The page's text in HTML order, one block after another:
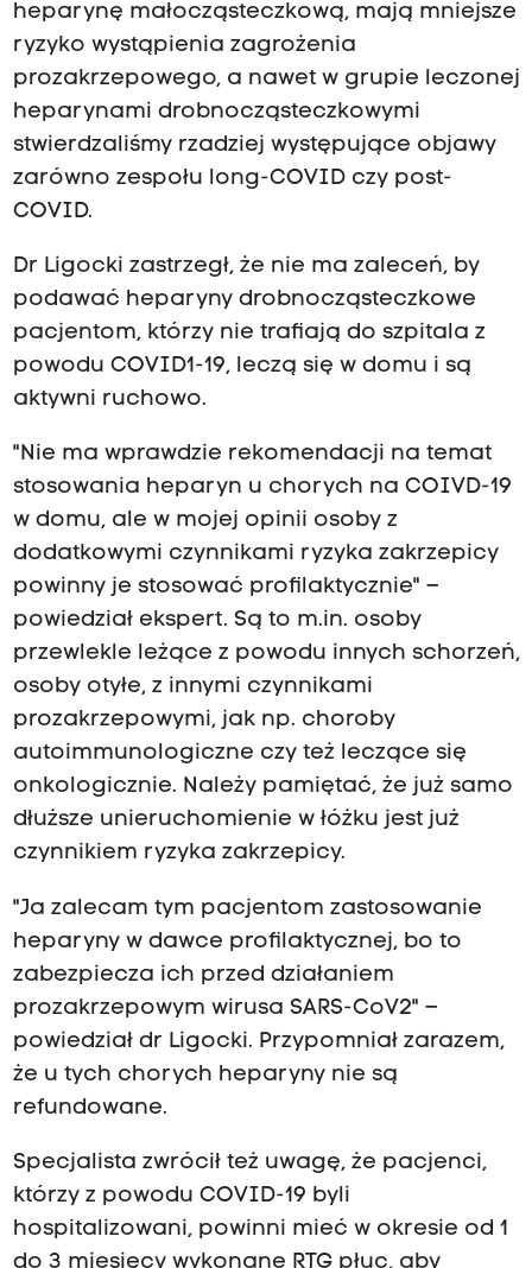
heparynę małocząsteczkową, mają mniejsze
ryzyko wystąpienia zagrożenia
prozakrzepowego, a nawet w grupie leczonej
heparynami drobnocząsteczkowymi
stwierdzaliśmy rzadziej występujące objawy
zarówno zespołu long-COVID czy post-
COVID.
Dr Ligocki zastrzegł, że nie ma zaleceń, by
podawać heparyny drobnocząsteczkowe
pacjentom, którzy nie trafiają do szpitala z
powodu COVID1-19, leczą się w domu i są
aktywni ruchowo.
"Nie ma wprawdzie rekomendacji na temat
stosowania heparyn u chorych na COIVD-19
w domu, ale w mojej opinii osoby z
dodatkowymi czynnikami ryzyka zakrzepicy
powinny je stosować profilaktycznie" –
powiedział ekspert. Są to m.in. osoby
przewlekle leżące z powodu innych schorzeń,
osoby otyłe, z innymi czynnikami
prozakrzepowymi, jak np. choroby
autoimmunologiczne czy też leczące się
onkologicznie. Należy pamiętać, że już samo
dłuższe unieruchomienie w łóżku jest już
czynnikiem ryzyka zakrzepicy.
"Ja zalecam tym pacjentom zastosowanie
heparyny w dawce profilaktycznej, bo to
zabezpiecza ich przed działaniem
prozakrzepowym wirusa SARS-CoV2" –
powiedział dr Ligocki. Przypomniał zarazem,
że u tych chorych heparyny nie są
refundowane.
Specjalista zwrócił też uwagę, że pacjenci,
którzy z powodu COVID-19 byli
hospitalizowani, powinni mieć w okresie od 1
do 3 miesięcy wykonane RTG płuc, aby